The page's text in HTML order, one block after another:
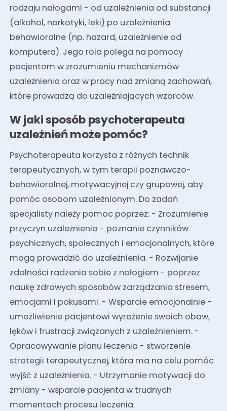
rodzaju nałogami - od uzależnienia od substancji
(alkohol, narkotyki, leki) po uzależnienia
behawioralne (np. hazard, uzależnienie od
komputera). Jego rola polega na pomocy
pacjentom w zrozumieniu mechanizmów
uzależnienia oraz w pracy nad zmianą zachowań,
które prowadzą do uzależniających wzorców.
W jaki sposób psychoterapeuta
uzależnień może pomóc?
Psychoterapeuta korzysta z różnych technik
terapeutycznych, w tym terapii poznawczo-
behawioralnej, motywacyjnej czy grupowej, aby
pomóc osobom uzależnionym. Do zadań
specjalisty należy pomoc poprzez: - Zrozumienie
przyczyn uzależnienia - poznanie czynników
psychicznych, społecznych i emocjonalnych, które
mogą prowadzić do uzależnienia. - Rozwijanie
zdolności radzenia sobie z nałogiem - poprzez
naukę zdrowych sposobów zarządzania stresem,
emocjami i pokusami. - Wsparcie emocjonalnie -
umożliwienie pacjentowi wyrażenie swoich obaw,
lęków i frustracji związanych z uzależnieniem. -
Opracowywanie planu leczenia - stworzenie
strategii terapeutycznej, która ma na celu pomóc
wyjść z uzależnienia. - Utrzymanie motywacji do
zmiany - wsparcie pacjenta w trudnych
momentach procesu leczenia.